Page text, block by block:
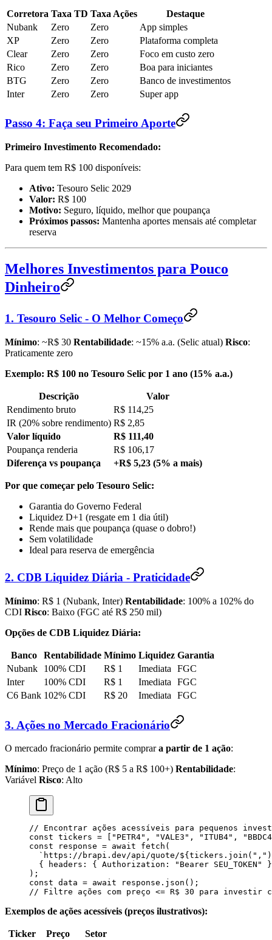
Corretora Taxa TD Taxa Ações
Destaque
Nubank
Zero Zero
App simples
XP
Zero Zero
Plataforma completa
Clear
Zero Zero
Foco em custo zero
Rico
Zero Zero
Boa para iniciantes
BTG
Zero Zero
Banco de investimentos
Inter
Zero Zero Super app
Passo 4: Faça seu Primeiro Aporte
Primeiro Investimento Recomendado:
Para quem tem R$ 100 disponíveis:
Ativo: Tesouro Selic 2029
Valor: R$ 100
Motivo: Seguro, líquido, melhor que poupança
Próximos passos: Mantenha aportes mensais até completar
reserva
Melhores Investimentos para Pouco
Dinheiro
1. Tesouro Selic - O Melhor Começo
Mínimo: ~R$ 30 Rentabilidade: ~15% a.a. (Selic atual) Risco:
Praticamente zero
Exemplo: R$ 100 no Tesouro Selic por 1 ano (15% a.a.)
Descrição
Valor
Rendimento bruto
R$ 114,25
IR (20% sobre rendimento) R$ 2,85
Valor líquido
R$ 111,40
Poupança renderia
R$ 106,17
Diferença vs poupança
+R$ 5,23 (5% a mais)
Por que começar pelo Tesouro Selic:
Garantia do Governo Federal
Liquidez D+1 (resgate em 1 dia útil)
Rende mais que poupança (quase o dobro!)
Sem volatilidade
Ideal para reserva de emergência
2. CDB Liquidez Diária - Praticidade
Mínimo: R$ 1 (Nubank, Inter) Rentabilidade: 100% a 102% do
CDI Risco: Baixo (FGC até R$ 250 mil)
Opções de CDB Liquidez Diária:
Banco Rentabilidade Mínimo Liquidez Garantia
Nubank
100% CDI R$ 1 Imediata
FGC
Inter
100% CDI R$ 1 Imediata
FGC
C6 Bank 102% CDI R$ 20 Imediata FGC
3. Ações no Mercado Fracionário
O mercado fracionário permite comprara partir de 1 ação:
Mínimo: Preço de 1 ação (R$ 5 a R$ 100+) Rentabilidade:
Variável Risco: Alto
// Encontrar ações acessíveis para pequenos
const tickers = " PETR4" , "VALE3 " , " ITUB4" , " BBDC4
const response = await fetch (
  `
https://brapi.dev/api/quote/${ tickers . join ( " , " )
  {
headers : { Authorization : " Bearer SEU_TOKEN "
}
);
const data = await response . json ();
// Filtre ações com preço <= R$ 30 para investir
Exemplos de ações acessíveis (preços ilustrativos):
Ticker Preço
Setor